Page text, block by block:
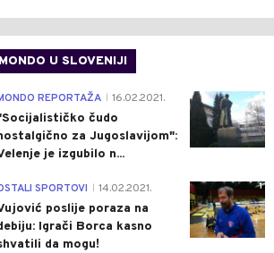
MONDO U SLOVENIJI
4
REPORTAŽA 16.02.2021.
čudo
za Jugoslavijom":
je izgubilo n...
1
SPORTOVI 14.02.2021.
poslije poraza na
Igrači Borca kasno
da mogu!